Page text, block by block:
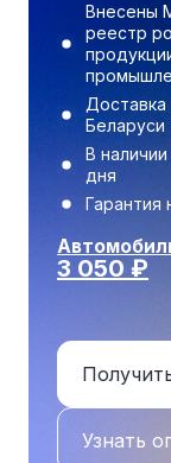
Внесены
реестр
Доставка
Беларуси
В
дня
Гарантия
3 050 ₽
Узнать